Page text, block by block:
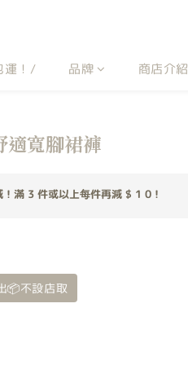
運！/ 品牌 商店介紹
寬腳裙褲
滿 3 件或以上每件再減 $ 1 0！
📦不設店取